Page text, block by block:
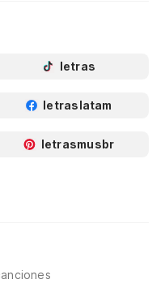
letras
letraslatam
letrasmusbr